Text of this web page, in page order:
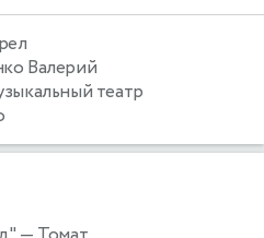
Валерий
театр